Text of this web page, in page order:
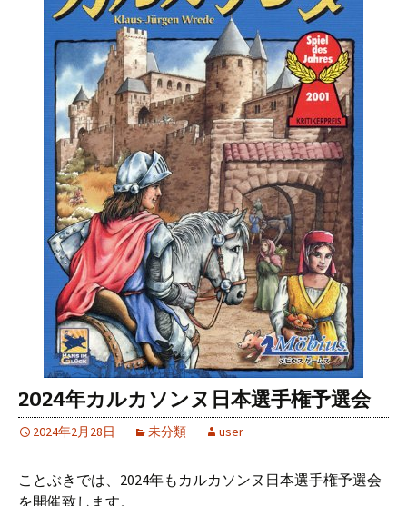
2024年カルカソンヌ日本選手権予選会
2024年2月28日 未分類 user
ことぶきでは、2024年もカルカソンヌ日本選手権予選会
を開催致します。